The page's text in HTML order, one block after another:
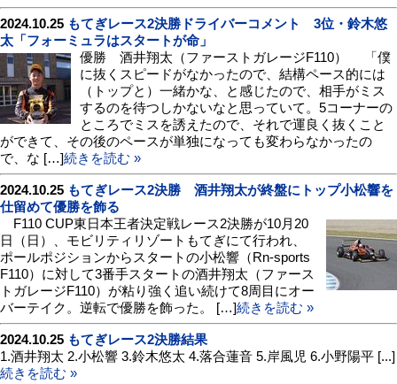
2024.10.25 もてぎレース2決勝ドライバーコメント 3位・鈴木悠
太「フォーミュラはスタートが命」
優勝 酒井翔太（ファーストガレージF110） 「僕
に抜くスピードがなかったので、結構ペース的には
（トップと）一緒かな、と感じたので、相手がミス
するのを待つしかないなと思っていて。5コーナーの
ところでミスを誘えたので、それで運良く抜くこと
ができて、その後のペースが単独になっても変わらなかったの
で、な […]続きを読む »
2024.10.25 もてぎレース2決勝 酒井翔太が終盤にトップ小松響を
仕留めて優勝を飾る
F110 CUP東日本王者決定戦レース2決勝が10月20
日（日）、モビリティリゾートもてぎにて行われ、
ポールポジションからスタートの小松響（Rn-sports
F110）に対して3番手スタートの酒井翔太（ファース
トガレージF110）が粘り強く追い続けて8周目にオー
バーテイク。逆転で優勝を飾った。 […]続きを読む »
2024.10.25 もてぎレース2決勝結果
1.酒井翔太 2.小松響 3.鈴木悠太 4.落合蓮音 5.岸風児 6.小野陽平 [...]
続きを読む »